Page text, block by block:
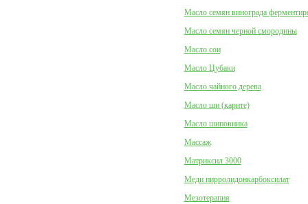
Масло семян винограда
Масло семян черной смородины
Масло сои
Масло Цубаки
Масло чайного дерева
Масло ши (карите)
Масло шиповника
Массаж
Матриксил 3000
Меди пирролидонкарбоксилат
Мезотерапия